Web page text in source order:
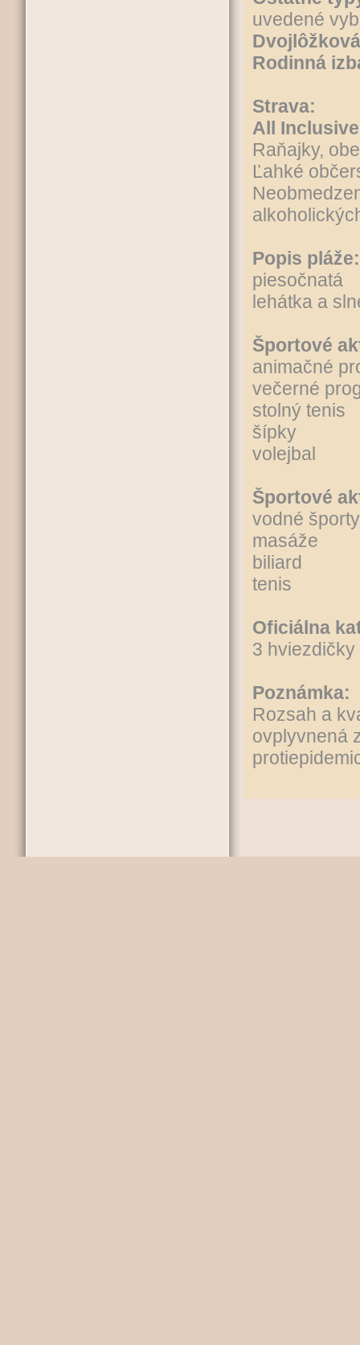
uvedené
Rodinná
Strava:
All Inclusive
Raňajky,
Ľahké
Popis pláže:
piesočnatá
lehátka a
Športové
animačné
večerné
stolný tenis
šípky
volejbal
Športové
vodné
masáže
biliard
tenis
Oficiálna
3 hviezdičky
Poznámka:
Rozsah a
ovplyvnená